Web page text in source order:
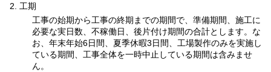
工期
工事の始期から工事の終期までの期間で、準備期間、施工に
必要な実日数、不稼働日、後片付け期間の合計とします。な
お、年末年始6日間、夏季休暇3日間、工場製作のみを実施し
ている期間、工事全体を一時中止している期間は含みませ
ん。